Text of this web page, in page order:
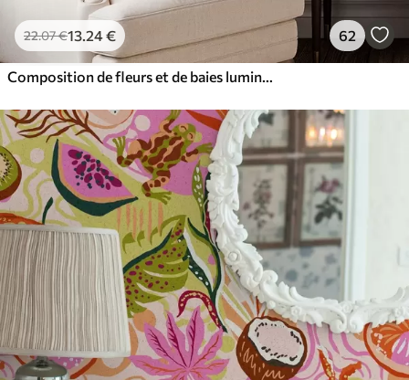
22.07€13.24€ 62
Composition de fleurs et de baies lumineuses avec des perroquets